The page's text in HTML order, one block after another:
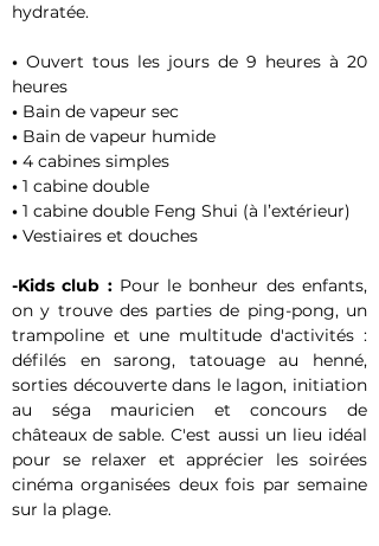
hydratée.
• Ouvert tous les jours de 9 heures à 20
heures
• Bain de vapeur sec
• Bain de vapeur humide
• 4 cabines simples
• 1 cabine double
• 1 cabine double Feng Shui (à l’extérieur)
• Vestiaires et douches
-Kids club : Pour le bonheur des enfants,
on y trouve des parties de ping-pong, un
trampoline et une multitude d'activités :
défilés en sarong, tatouage au henné,
sorties découverte dans le lagon, initiation
au séga mauricien et concours de
châteaux de sable. C'est aussi un lieu idéal
pour se relaxer et apprécier les soirées
cinéma organisées deux fois par semaine
sur la plage.